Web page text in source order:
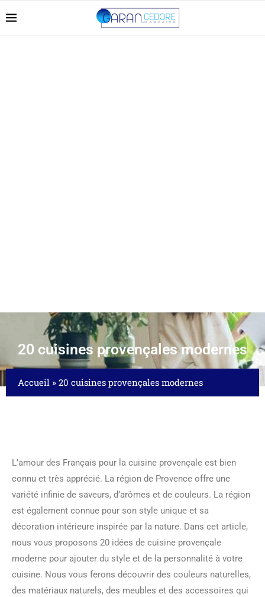
20 cuisines provençales modernes
Accueil » 20 cuisines provençales modernes
L’amour des Français pour la cuisine provençale est bien
connu et très apprécié. La région de Provence offre une
variété infinie de saveurs, d’arômes et de couleurs. La région
est également connue pour son style unique et sa
décoration intérieure inspirée par la nature. Dans cet article,
nous vous proposons 20 idées de cuisine provençale
moderne pour ajouter du style et de la personnalité à votre
cuisine. Nous vous ferons découvrir des couleurs naturelles,
des matériaux naturels, des meubles et des accessoires qui